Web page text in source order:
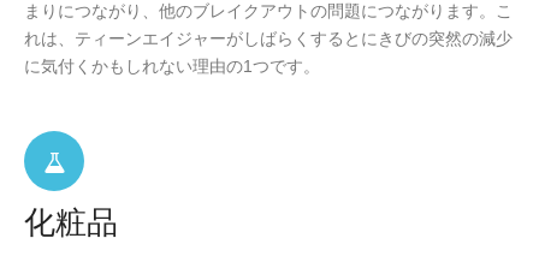
まりにつながり、他のブレイクアウトの問題につながります。こ
れは、ティーンエイジャーがしばらくするとにきびの突然の減少
に気付くかもしれない理由の1つです。
化粧品